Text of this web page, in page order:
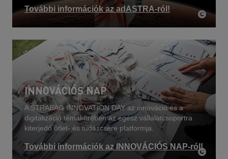
További információk az adASTRA-ról!
INNOVÁCIÓS NAP
A STRABAG INNOVATION DAY az innováció és a
digitalizáció témakörében az egész vállalatcsoportra
kiterjedő ötlet- és tudáscsere platformja.
További információk az INNOVÁCIÓS NAP-ról!